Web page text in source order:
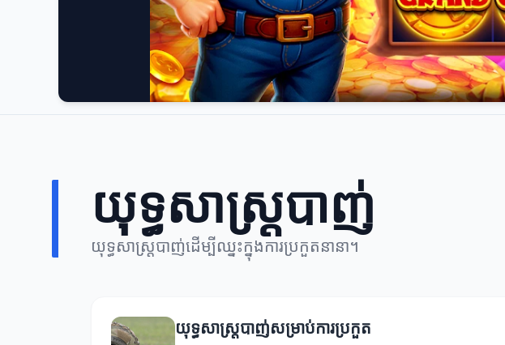
យុទ្ធសាស្ត្របាញ់
យុទ្ធសាស្ត្របាញ់ដើម្បីឈ្នះក្នុងការប្រកួតនានា។
យុទ្ធសាស្ត្របាញ់សម្រាប់ការប្រកួត